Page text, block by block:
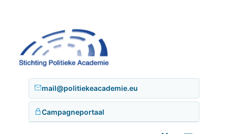
inhoud
mail@politiekeacademie.eu
Campagneportaal